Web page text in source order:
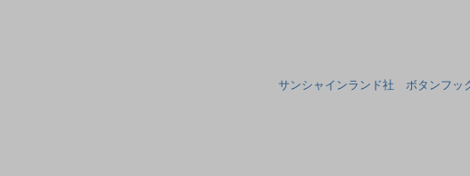
サンシャインランド社 ボタンフ